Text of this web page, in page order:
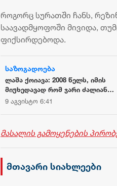
როგორც სურათში ჩანს,
საავადმყოფოში მივიდა,
ფიქსირდებოდა.
საზოგადოება
ლაშა ქოიავა: 2008 წელს, იმის
მიუხედავად რომ ჯარი ძალიან
კარგად იყო ჩაცმულ-დახურული,
რეფორმები, რომელიც
ჩაატარა, მიმართული იყო ჯარის
9 აგვისტო 6:41
მასალის გამოყენების
მთავარი სიახლეები